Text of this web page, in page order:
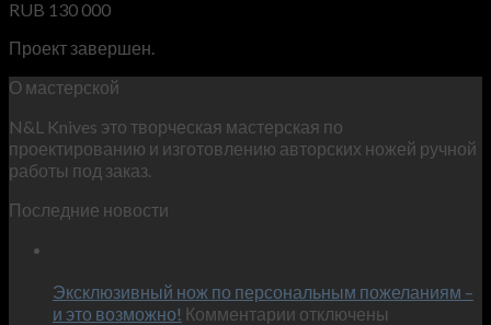
RUB 130 000
Проект завершен.
О мастерской
N&L Knives это творческая мастерская по
проектированию и изготовлению авторских ножей ручной
работы под заказ.
Последние новости
Эксклюзивный нож по персональным пожеланиям –
и это возможно! Комментарии котключены